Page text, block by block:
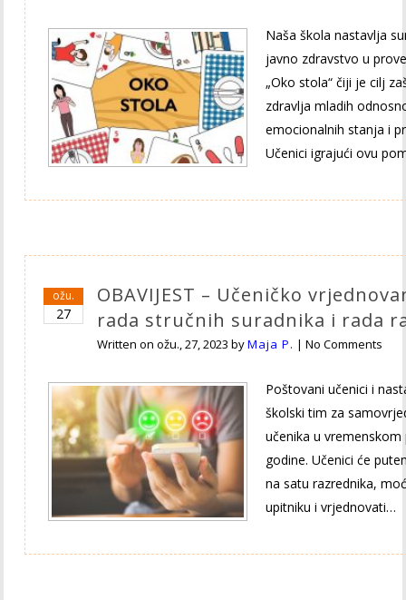
Naša škola nastavlja
javno zdravstvo u
„Oko stola“ čiji je cilj
zdravlja mladih
emocionalnih stanja i
Učenici igrajući ovu
ožu.
27
OBAVIJEST – Učeničko
rada stručnih suradnika i rada
Written onožu., 27, 2023 byMaja P. |No Comments
Poštovani učenici i
školski tim za
učenika u
godine. Učenici će
na satu razrednika,
upitniku i vrjednovati…